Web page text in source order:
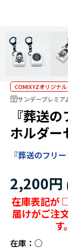
COMIXYZオリジナル
サンデープレミア
『葬送
ホルダー
『葬送のフリ
2,200円
在庫表記が
届けがご注
す
在庫： ○